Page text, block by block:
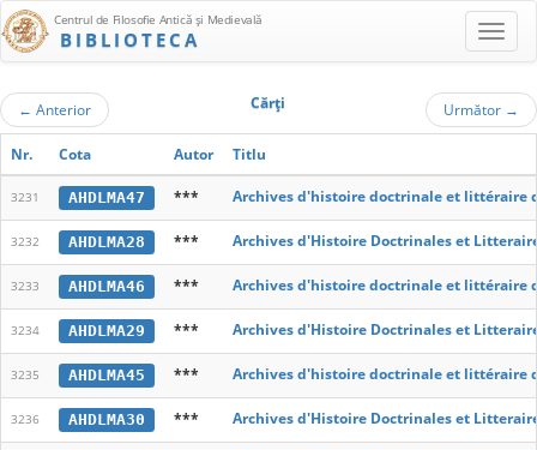
Centrul de Filosofie Antică şi Medievală
BIBLIOTECA
← Anterior Cărţi Următor →
Nr. Cota Autor Titlu
3231 AHDLMA47 *** Archives d'histoire doctrinale et littéraire
3232 AHDLMA28 *** Archives d'Histoire Doctrinales et
3233 AHDLMA46 *** Archives d'histoire doctrinale et littéraire
3234 AHDLMA29 *** Archives d'Histoire Doctrinales et
3235 AHDLMA45 *** Archives d'histoire doctrinale et littéraire
3236 AHDLMA30 *** Archives d'Histoire Doctrinales et